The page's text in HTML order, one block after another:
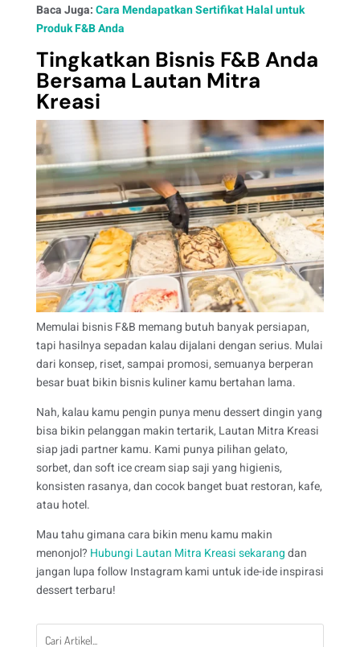
Baca Juga:Cara Mendapatkan Sertifikat Halal untuk
Produk F&B Anda
Tingkatkan Bisnis F&B Anda
Bersama Lautan Mitra
Kreasi
Memulai bisnis F&B memang butuh banyak persiapan,
tapi hasilnya sepadan kalau dijalani dengan serius. Mulai
dari konsep, riset, sampai promosi, semuanya berperan
besar buat bikin bisnis kuliner kamu bertahan lama.
Nah, kalau kamu pengin punya menu dessert dingin yang
bisa bikin pelanggan makin tertarik, Lautan Mitra Kreasi
siap jadi partner kamu. Kami punya pilihan gelato,
sorbet, dan soft ice cream siap saji yang higienis,
konsisten rasanya, dan cocok banget buat restoran, kafe,
atau hotel.
Mau tahu gimana cara bikin menu kamu makin
menonjol? Hubungi Lautan Mitra Kreasi sekarangdan
jangan lupa follow Instagram kami untuk ide-ide inspirasi
dessert terbaru!